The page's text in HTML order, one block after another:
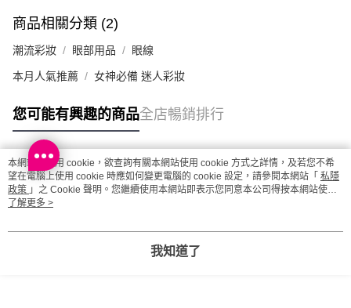
商品相關分類 (2)
潮流彩妝 眼部用品 眼線
本月人氣推薦 女神必備 迷人彩妝
您可能有興趣的商品全店暢銷排行
熱門標籤
熱銷排行
本網站中使用 cookie，欲查詢有關本網站使用 cookie 方式之詳情，及若您不希
望在電腦上使用 cookie 時應如何變更電腦的 cookie 設定，請參閱本網站「 私隱
政策 」之 Cookie 聲明。您繼續使用本網站即表示您同意本公司得按本網站使用
條款之 Cookie 聲明使用 cookie。
了解更多 >
我知道了